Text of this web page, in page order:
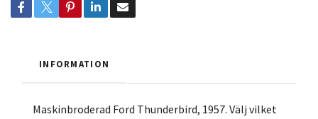
INFORMATION
Maskinbroderad Ford Thunderbird, 1957. Välj vilket